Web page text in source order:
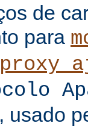
de
para
, usado